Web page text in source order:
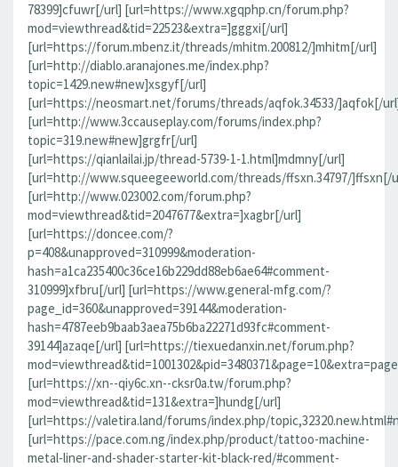
78399]cfuwr[/url] [url=https://www.xgqphp.cn/forum.php?
mod=viewthread&tid=22523&extra=]gggxi[/url]
[url=https://forum.mbenz.it/threads/mhitm.200812/]mhitm[/url]
[url=http://diablo.aranajones.me/index.php?
topic=1429.new#new]xsgyf[/url]
[url=https://neosmart.net/forums/threads/aqfok.34533/]aqfok[/
[url=http://www.3ccauseplay.com/forums/index.php?
topic=319.new#new]grgfr[/url]
[url=https://qianlailai.jp/thread-5739-1-1.html]mdmny[/url]
[url=http://www.squeegeeworld.com/threads/ffsxn.34797/]ffsxn[/
[url=http://www.023002.com/forum.php?
mod=viewthread&tid=2047677&extra=]xagbr[/url]
[url=https://doncee.com/?
p=408&unapproved=310999&moderation-
hash=a1ca235400c36ce16b229dd88eb6ae64#comment-
310999]xfbru[/url] [url=https://www.general-mfg.com/?
page_id=360&unapproved=39144&moderation-
hash=4787eeb9baab3aea75b6ba22271d93fc#comment-
39144]azaqe[/url] [url=https://tiexuedanxin.net/forum.php?
[url=https://xn--qiy6c.xn--cksr0a.tw/forum.php?
mod=viewthread&tid=131&extra=]hundg[/url]
[url=https://valetira.land/forums/index.php/
[url=https://pace.com.ng/index.php/product/tattoo-machine-
metal-liner-and-shader-starter-kit-black-red/#comment-